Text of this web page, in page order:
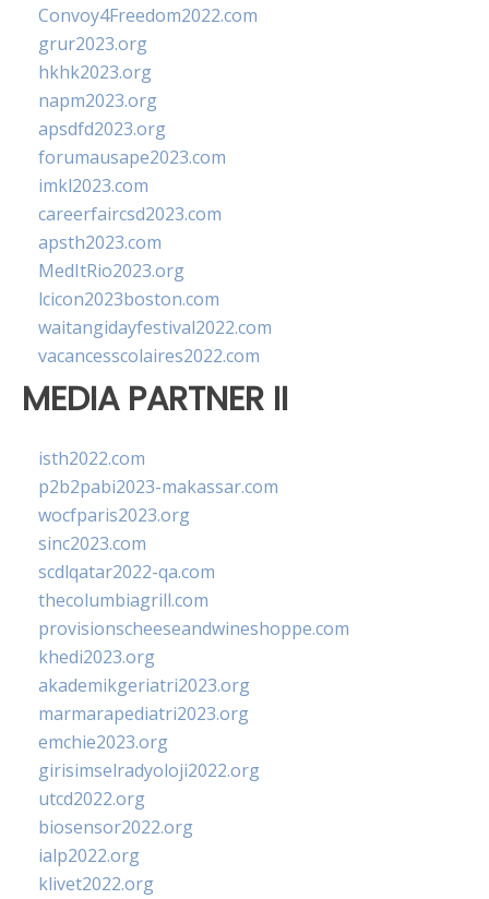
Convoy4Freedom2022.com
grur2023.org
hkhk2023.org
napm2023.org
apsdfd2023.org
forumausape2023.com
imkl2023.com
careerfaircsd2023.com
apsth2023.com
MedItRio2023.org
lcicon2023boston.com
waitangidayfestival2022.com
vacancesscolaires2022.com
MEDIA PARTNER II
isth2022.com
p2b2pabi2023-makassar.com
wocfparis2023.org
sinc2023.com
scdlqatar2022-qa.com
thecolumbiagrill.com
provisionscheeseandwineshoppe.com
khedi2023.org
akademikgeriatri2023.org
marmarapediatri2023.org
emchie2023.org
girisimselradyoloji2022.org
utcd2022.org
biosensor2022.org
ialp2022.org
klivet2022.org